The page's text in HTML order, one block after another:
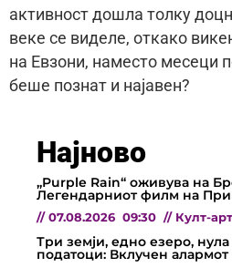
активност дошла толку
веке се виделе, откако
на Евзони, наместо месеци
беше познат и наjавен?
Најново
„Purple Rain“ оживува на
Легендарниот филм на
// 07.08.2026 09:30 // Култ-арт
Три земји, едно езеро,
податоци: Вклучен